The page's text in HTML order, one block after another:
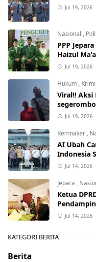
Jul 19, 2026
Nasional ,
PPP
Haizul
Jul 19, 2026
Hukum ,
Viral!! Aksi
Jul 19, 2026
Kemnaker ,
AI Ubah
Indonesia
Jul 14, 2026
Jepara ,
Ketua
Jul 14, 2026
KATEGORI BERITA
Berita